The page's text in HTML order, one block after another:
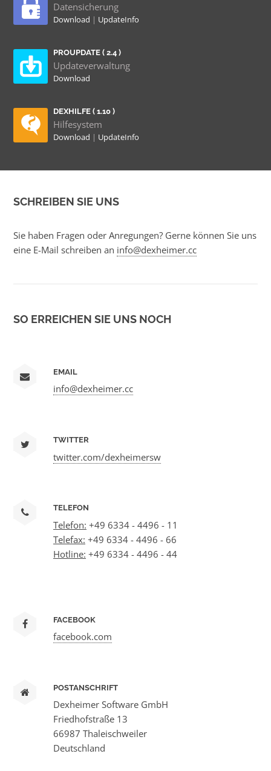
Datensicherung
Download | UpdateInfo
PROUPDATE ( 2.4 )
Updateverwaltung
Download
DEXHILFE ( 1.10 )
Hilfesystem
Download | UpdateInfo
SCHREIBEN SIE UNS
Sie haben Fragen oder Anregungen? Gerne können Sie uns
eine E-Mail schreiben an info@dexheimer.cc
SO ERREICHEN SIE UNS NOCH
EMAIL
info@dexheimer.cc
TWITTER
twitter.com/dexheimersw
TELEFON
Telefon: +49 6334 - 4496 - 11
Telefax: +49 6334 - 4496 - 66
Hotline: +49 6334 - 4496 - 44
FACEBOOK
facebook.com
POSTANSCHRIFT
Dexheimer Software GmbH
Friedhofstraße 13
66987 Thaleischweiler
Deutschland